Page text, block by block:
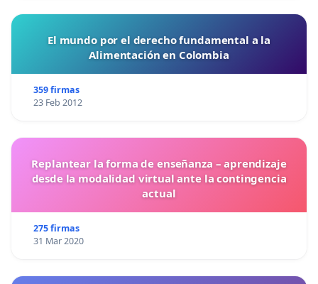
El mundo por el derecho fundamental a la
Alimentación en Colombia
359 firmas
23 Feb 2012
Replantear la forma de enseñanza – aprendizaje
desde la modalidad virtual ante la contingencia
actual
275 firmas
31 Mar 2020